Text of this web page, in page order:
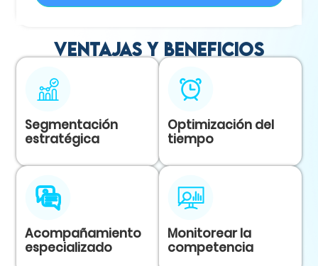
Ventajas y beneficios
Segmentación
estratégica
Acompañamiento
especializado
Optimización del
tiempo
Monitorear la
competencia